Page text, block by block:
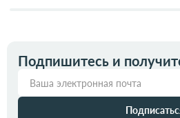
Подпишитесь и